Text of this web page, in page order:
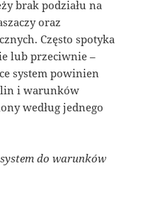
brak podziału na
oraz
Często spotyka
lub przeciwnie –
system powinien
i warunków
według jednego
do warunków